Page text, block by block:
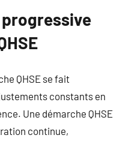
QHSE se fait
constants en
Une démarche QHSE
continue,